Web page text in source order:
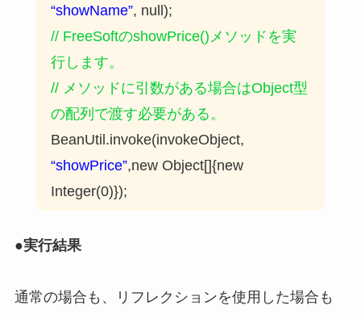
“showName”, null);
// FreeSoftのshowPrice()メソッドを実
行します。
// メソッドに引数がある場合はObject型
の配列で渡す必要がある。
BeanUtil.invoke(invokeObject,
“showPrice”,new Object[]{new
Integer(0)});
●実行結果
通常の場合も、リフレクションを使用した場合も